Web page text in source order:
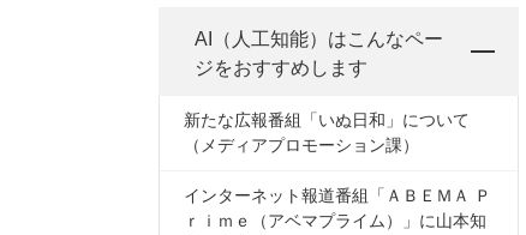
AI（人工知能）はこんなペー
ジをおすすめします
新たな広報番組「いぬ日和」について
（メディアプロモーション課）
インターネット報道番組「ＡＢＥＭＡ Ｐ
ｒｉｍｅ（アベマプライム）」に山本知